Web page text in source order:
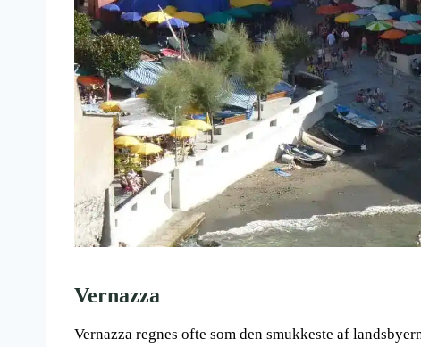
Vernazza
Vernazza regnes ofte som den smukkeste af